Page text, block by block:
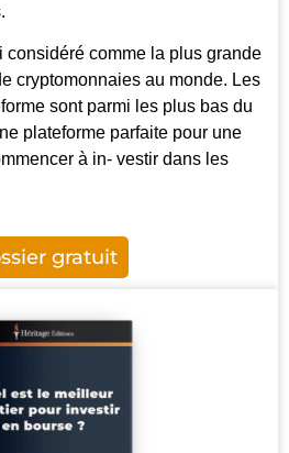
considéré comme la plus grande
cryptomonnaies au monde. Les
sont parmi les plus bas du
plateforme parfaite pour une
à in- vestir dans les
gratuit